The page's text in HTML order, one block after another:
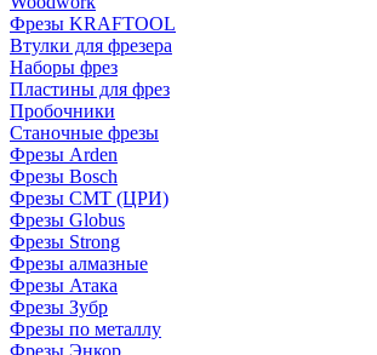
Фрезы KRAFTOOL
Втулки для фрезера
Наборы фрез
Пластины для фрез
Пробочники
Станочные фрезы
Фрезы Arden
Фрезы Bosch
Фрезы CMT (ЦРИ)
Фрезы Globus
Фрезы Strong
Фрезы алмазные
Фрезы Атака
Фрезы Зубр
Фрезы по металлу
Фрезы Энкор